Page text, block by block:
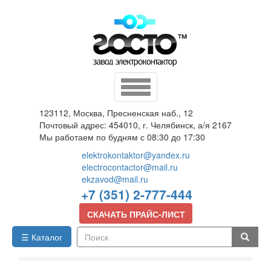
Toggle
navigation
123112, Москва, Пресненская наб., 12
Почтовый адрес: 454010, г. Челябинск, а/я 2167
Мы работаем по будням с 08:30 до 17:30
elektrokontaktor@yandex.ru
electrocontactor@mail.ru
ekzavod@mail.ru
+7 (351) 2-777-444
СКАЧАТЬ ПРАЙС-ЛИСТ
☰ Каталог